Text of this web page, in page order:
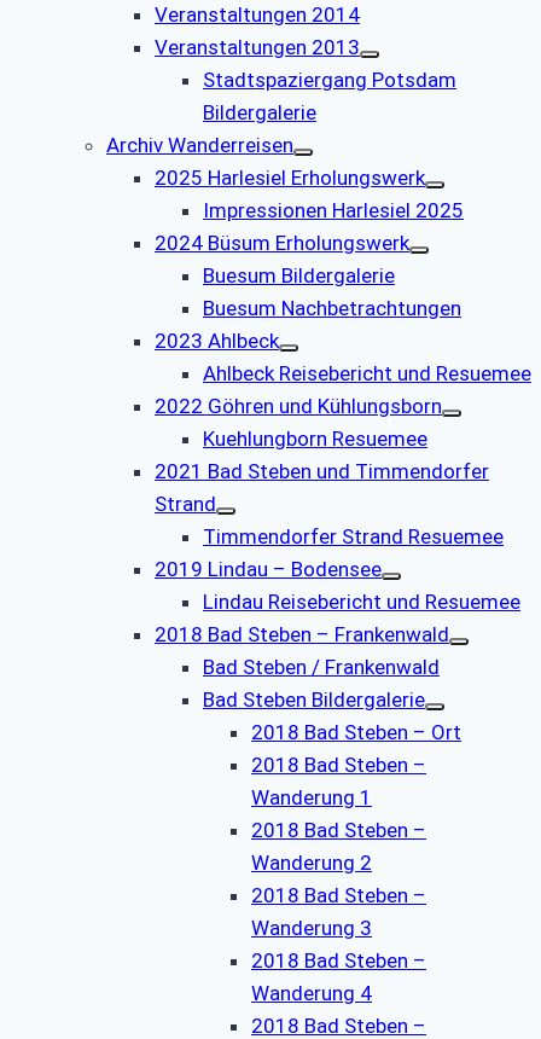
Veranstaltungen 2014
Veranstaltungen 2013
Stadtspaziergang Potsdam
Bildergalerie
Archiv Wanderreisen
2025 Harlesiel Erholungswerk
Impressionen Harlesiel 2025
2024 Büsum Erholungswerk
Buesum Bildergalerie
Buesum Nachbetrachtungen
2023 Ahlbeck
Ahlbeck Reisebericht und Resuemee
2022 Göhren und Kühlungsborn
Kuehlungborn Resuemee
2021 Bad Steben und Timmendorfer
Strand
Timmendorfer Strand Resuemee
2019 Lindau – Bodensee
Lindau Reisebericht und Resuemee
2018 Bad Steben – Frankenwald
Bad Steben / Frankenwald
Bad Steben Bildergalerie
2018 Bad Steben – Ort
2018 Bad Steben –
Wanderung 1
2018 Bad Steben –
Wanderung 2
2018 Bad Steben –
Wanderung 3
2018 Bad Steben –
Wanderung 4
2018 Bad Steben –